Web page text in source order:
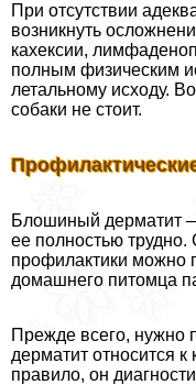
При отсутствии
возникнуть
кахексии,
полным физическим
летальному исходу.
собаки не стоит.
Блошиный дерматит
ее полностью
профилактики можно
домашнего питомца
Прежде всего, нужно
дерматит относится
правило, он